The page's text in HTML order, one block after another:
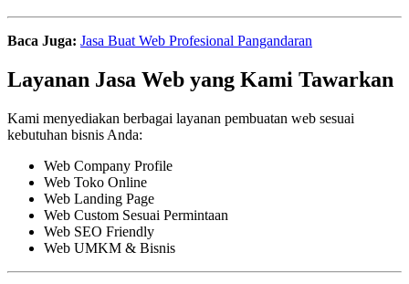
Baca Juga: Jasa Buat Web Profesional Pangandaran
Layanan Jasa Web yang Kami Tawarkan
Kami menyediakan berbagai layanan pembuatan web sesuai
kebutuhan bisnis Anda:
Web Company Profile
Web Toko Online
Web Landing Page
Web Custom Sesuai Permintaan
Web SEO Friendly
Web UMKM & Bisnis